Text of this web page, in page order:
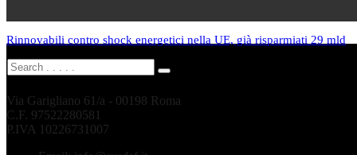
Rinnovabili contro shock energetici nella UE, già risparmiati 29 mld
Via Garigliano 61/a - 00198 Roma
C.F. 97522280581
P.IVA 10226731007